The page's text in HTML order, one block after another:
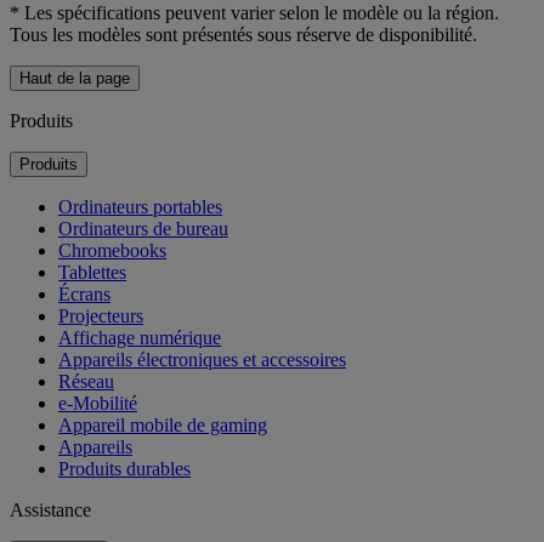
* Les spécifications peuvent varier selon le modèle ou la région.
Tous les modèles sont présentés sous réserve de disponibilité.
Haut de la page
Produits
Produits
Ordinateurs portables
Ordinateurs de bureau
Chromebooks
Tablettes
Écrans
Projecteurs
Affichage numérique
Appareils électroniques et accessoires
Réseau
e-Mobilité
Appareil mobile de gaming
Appareils
Produits durables
Assistance